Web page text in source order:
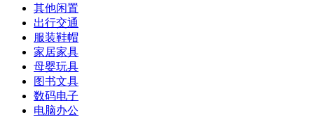
其他闲置
出行交通
服装鞋帽
家居家具
母婴玩具
图书文具
数码电子
电脑办公